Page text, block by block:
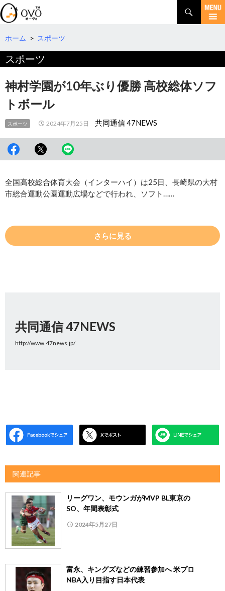
検
索
コ
テ
へ
動
ホーム > スポーツ
スポーツ
神村学園が10年ぶり優勝 高校総体ソフ
トボール
スポーツ 2024年7月25日 共同通信 47NEWS
全国高校総合体育大会（インターハイ）は25日、長崎県の大村
市総合運動公園運動広場などで行われ、ソフト……
さらに見る
共同通信 47NEWS
http://www.47news.jp/
関連記事
リーグワン、モウンガがMVP BL東京の
SO、年間表彰式
2024年5月27日
富永、キングズなどの練習参加へ 米プロ
NBA入り目指す日本代表